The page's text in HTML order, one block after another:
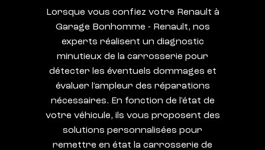
Lorsque vous confiez votre Renault à
Garage Bonhomme - Renault, nos
experts réalisent un diagnostic
minutieux de la carrosserie pour
détecter les éventuels dommages et
évaluer l'ampleur des réparations
nécessaires. En fonction de l'état de
votre véhicule, ils vous proposent des
solutions personnalisées pour
remettre en état la carrosserie de